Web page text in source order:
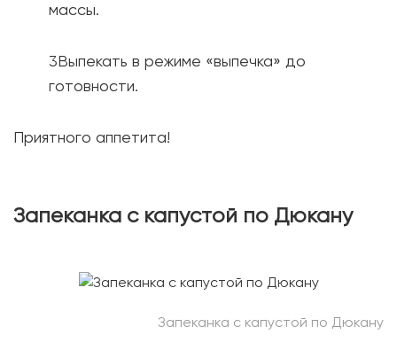
массы.
Выпекать в режиме «выпечка» до
готовности.
Приятного аппетита!
Запеканка с капустой по Дюкану
Запеканка с капустой по Дюкану